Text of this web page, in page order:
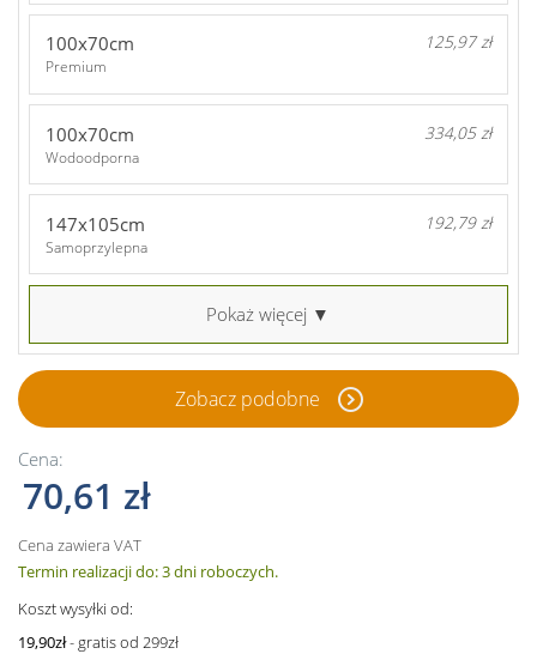
100x70cm 125,97 zł
Premium
100x70cm 334,05 zł
Wodoodporna
147x105cm 192,79 zł
Samoprzylepna
Pokaż więcej ▼
Zobacz podobne
Cena:
70,61 zł
Cena zawiera VAT
Termin realizacji do: 3 dni roboczych.
Koszt wysyłki od:
19,90zł- gratis od 299zł